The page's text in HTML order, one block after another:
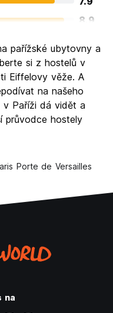
8.9
9.4
7.9
6.7
pařížské ubytovny a
si z hostelů v
Eiffelovy věže. A
na našeho
v Paříži dá vidět a
průvodce hostely
Porte de Versailles
na